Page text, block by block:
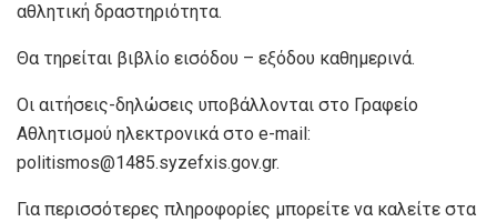
αθλητική δραστηριότητα.
Θα τηρείται βιβλίο εισόδου – εξόδου καθημερινά.
Οι αιτήσεις-δηλώσεις υποβάλλονται στο Γραφείο
Αθλητισμού ηλεκτρονικά στο e-mail:
politismos@1485.syzefxis.gov.gr.
Για περισσότερες πληροφορίες μπορείτε να καλείτε στα